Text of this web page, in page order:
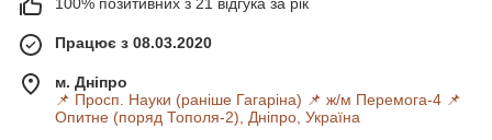
Працює з 08.03.2020
м. Дніпро
📌 Просп. Науки (раніше Гагаріна) 📌 ж/м Перемога-4 📌
Опитне (поряд Тополя-2), Дніпро, Україна